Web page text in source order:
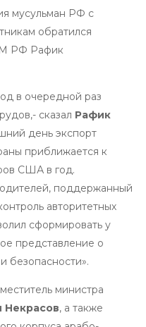
мусульман РФ с
обратился
РФ Рафик
в очередной раз
сказал Рафик
день экспорт
приближается к
США в год.
поддержанный
авторитетных
сформировать у
представление о
безопасности».
министра
Некрасов, а также